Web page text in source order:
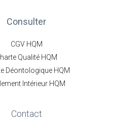
Consulter
CGV HQM
Qualité HQM
Déontologique HQM
Intérieur HQM
Contact